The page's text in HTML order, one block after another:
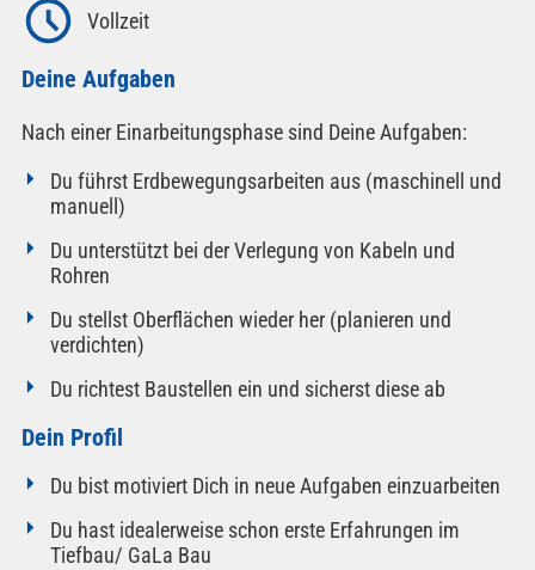
Vollzeit
Deine Aufgaben
Nach einer Einarbeitungsphase sind Deine Aufgaben:
Du führst Erdbewegungsarbeiten aus (maschinell und
manuell)
Du unterstützt bei der Verlegung von Kabeln und
Rohren
Du stellst Oberflächen wieder her (planieren und
verdichten)
Du richtest Baustellen ein und sicherst diese ab
Dein Profil
Du bist motiviert Dich in neue Aufgaben einzuarbeiten
Du hast idealerweise schon erste Erfahrungen im
Tiefbau/ GaLa Bau